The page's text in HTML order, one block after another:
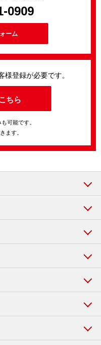
0909
ーム
登録が必要です。
ちら
可能です。
ます。